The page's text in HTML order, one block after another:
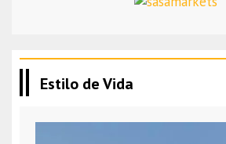
Estilo de Vida